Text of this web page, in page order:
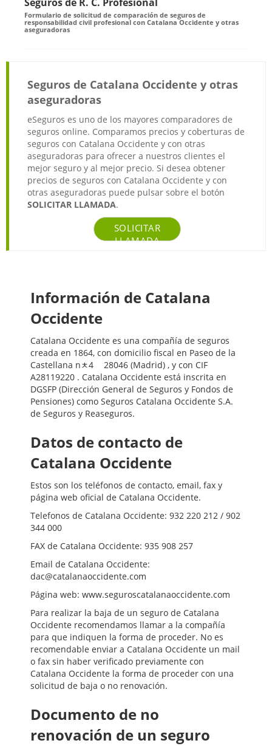
Formulario de solicitud de comparación de seguros de
responsabilidad civil profesional con Catalana Occidente y otras
aseguradoras
Seguros de Catalana Occidente y otras
aseguradoras
eSeguros es uno de los mayores comparadores de
seguros online. Comparamos precios y coberturas de
seguros con Catalana Occidente y con otras
aseguradoras para ofrecer a nuestros clientes el
mejor seguro y al mejor precio. Si desea obtener
precios de seguros con Catalana Occidente y con
otras aseguradoras puede pulsar sobre el botón
SOLICITAR LLAMADA.
SOLICITAR
LLAMADA
Información de Catalana
Occidente
Catalana Occidente es una compañía de seguros
creada en 1864, con domicilio fiscal en Paseo de la
Castellana nﾺ4ﾠ 28046 (Madrid) , y con CIF
A28119220 . Catalana Occidente está inscrita en
DGSFP (Dirección General de Seguros y Fondos de
Pensiones) como Seguros Catalana Occidente S.A.
de Seguros y Reaseguros.
Datos de contacto de
Catalana Occidente
Estos son los teléfonos de contacto, email, fax y
página web oficial de Catalana Occidente.
Telefonos de Catalana Occidente: 932 220 212 / 902
344 000
FAX de Catalana Occidente: 935 908 257
Email de Catalana Occidente:
dac@catalanaoccidente.com
Página web: www.seguroscatalanaoccidente.com
Para realizar la baja de un seguro de Catalana
Occidente recomendamos llamar a la compañía
para que indiquen la forma de proceder. No es
recomendable enviar a Catalana Occidente un mail
o fax sin haber verificado previamente con
Catalana Occidente la forma de proceder con una
solicitud de baja o no renovación.
Documento de no
renovación de un seguro